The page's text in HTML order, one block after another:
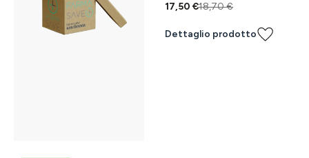
17,50 €18,70 €
Dettaglio prodotto